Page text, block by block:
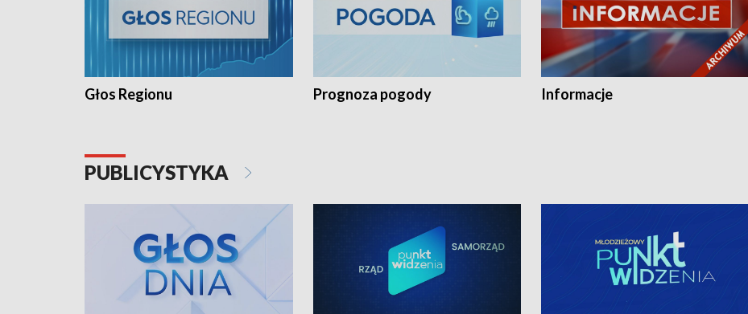
Głos Regionu Prognoza pogody Informacje
PUBLICYSTYKA